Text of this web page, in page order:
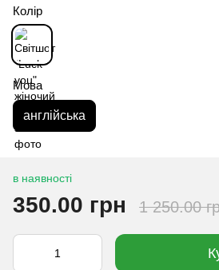
Колір
Мова
англійська
в наявності
350.00 грн 1 250.00